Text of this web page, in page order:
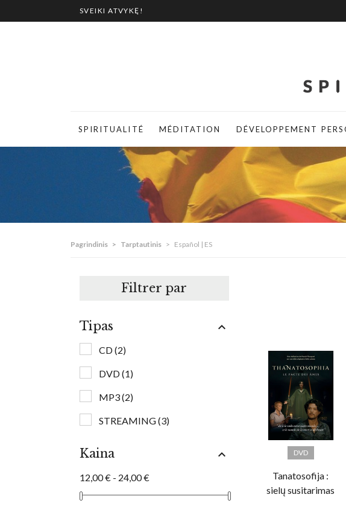
SVEIKI ATVYKĘ!
SPIRITUALITÉ MÉDITATION DÉVELOPPEMENT
Pagrindinis > Tarptautinis > Español | ES
Filtrer par
Tipas 
CD(2)
DVD(1)
MP3(2)
STREAMING(3)
Kaina 
12,00 € - 24,00 €
DVD
Tanatosofija :
sielų susitarimas